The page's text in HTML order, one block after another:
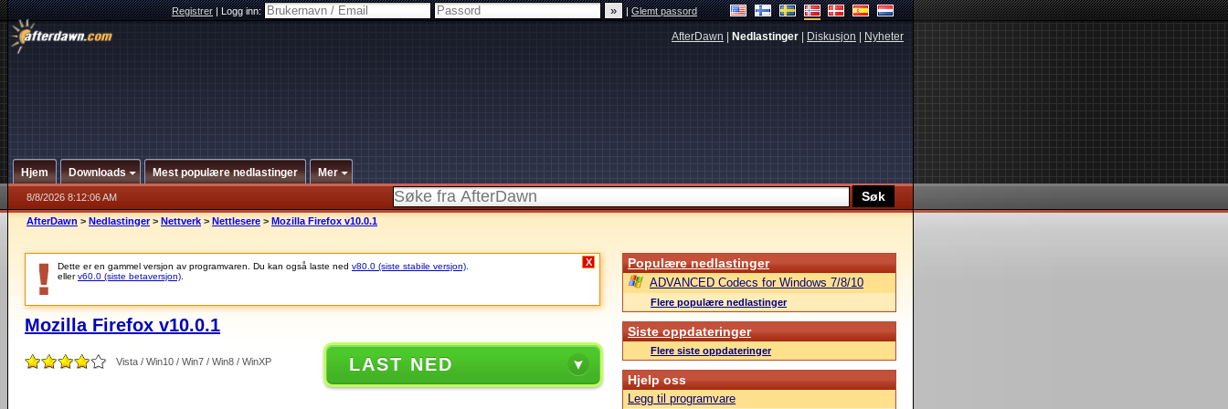
Registrer|Logg inn: |Glemt passord
AfterDawn Nedlastinger Diskusjon Nyheter
Hjem Downloads Mest populære nedlastinger Mer
8/8/2026 8:12:06 AM
AfterDawn > Nedlastinger > Nettverk > Nettlesere > Mozilla Firefox v10.0.1
Dette er en gammel versjon av programvaren. Du kan også laste ned v80.0 (siste stabile versjon)
ellerv60.0 (siste betaversjon)
X
Mozilla Firefox v10.0.1
Vista / Win10 / Win7 / Win8 / WinXP LAST NED
Populære nedlastinger
ADVANCED Codecs for Windows 7/8/10
Flere populære nedlastinger
Siste oppdateringer
Flere siste oppdateringer
Hjelp oss
Legg til programvare